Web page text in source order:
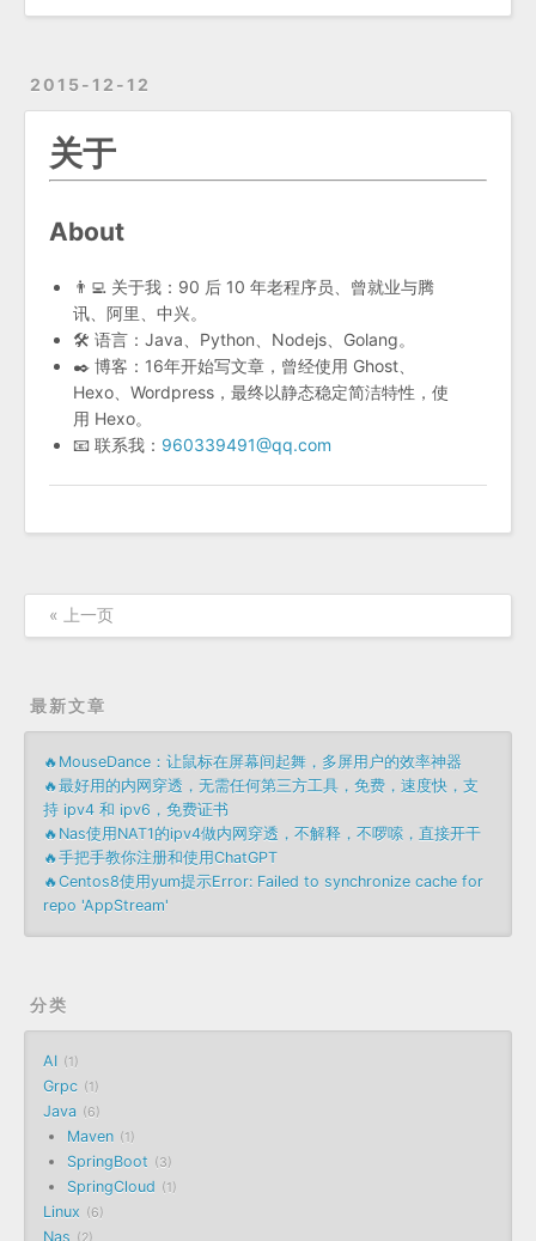
2015-12-12
关于
About
👨‍💻 关于我：90 后 10 年老程序员、曾就业与腾
讯、阿里、中兴。
🛠 语言：Java、Python、Nodejs、Golang。
✒️ 博客：16年开始写文章，曾经使用 Ghost、
Hexo、Wordpress，最终以静态稳定简洁特性，使
用 Hexo。
📧 联系我： 960339491@qq.com
« 上一页
最新文章
🔥MouseDance：让鼠标在屏幕间起舞，多屏用户的效率神器
🔥最好用的内网穿透，无需任何第三方工具，免费，速度快，支
持 ipv4 和 ipv6，免费证书
🔥Nas使用NAT1的ipv4做内网穿透，不解释，不啰嗦，直接开干
🔥手把手教你注册和使用ChatGPT
🔥Centos8使用yum提示Error: Failed to synchronize cache for
repo 'AppStream'
分类
AI 1
Grpc 1
Java 6
Maven 1
SpringBoot 3
SpringCloud 1
Linux 6
Nas